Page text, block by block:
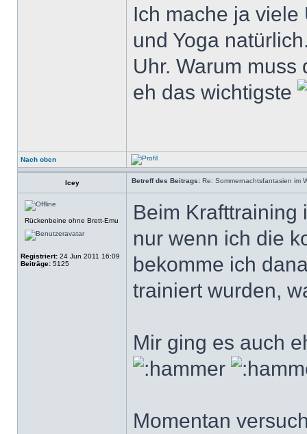
Ich mache ja
und Yoga
Uhr. Warum
eh das wichtigste
Nach oben
Icey Betreff des Beitrags: Re: Sommernachtsfantasien im
Rückenbeine ohne Brett-Emu
Registriert: 24 Jun 2011 16:09
Beiträge: 5125
Beim Krafttraining
nur wenn ich die
bekomme ich
trainiert wurden,
Mir ging es auch
Momentan